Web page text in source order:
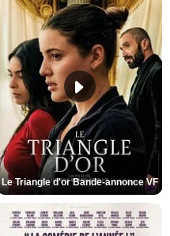
Le Triangle d'or Bande-annonce VF